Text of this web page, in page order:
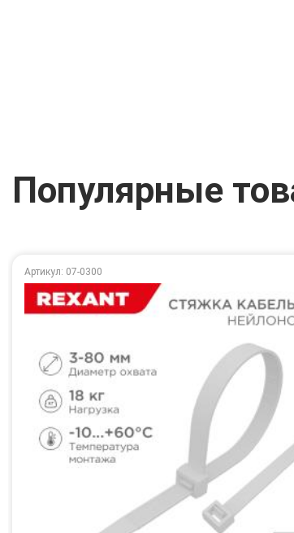
Популярные
Артикул: 07-0300